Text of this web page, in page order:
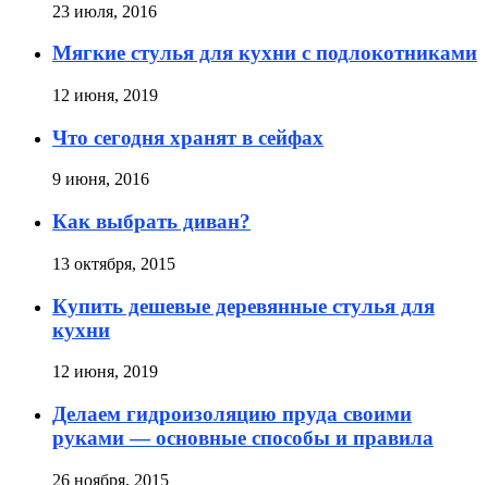
23 июля, 2016
Мягкие стулья для кухни с подлокотниками
12 июня, 2019
Что сегодня хранят в сейфах
9 июня, 2016
Как выбрать диван?
13 октября, 2015
Купить дешевые деревянные стулья для
кухни
12 июня, 2019
Делаем гидроизоляцию пруда своими
руками — основные способы и правила
26 ноября, 2015